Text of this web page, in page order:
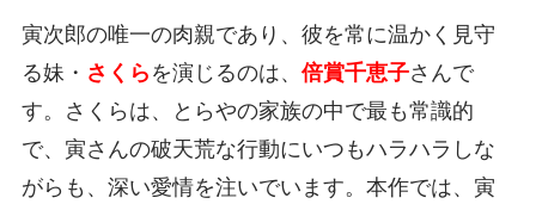
寅次郎の唯一の肉親であり、彼を常に温かく見守
る妹・ さくら を演じるのは、 倍賞千恵子さんで
す。さくらは、とらやの家族の中で最も常識的
で、寅さんの破天荒な行動にいつもハラハラしな
がらも、深い愛情を注いでいます。本作では、寅